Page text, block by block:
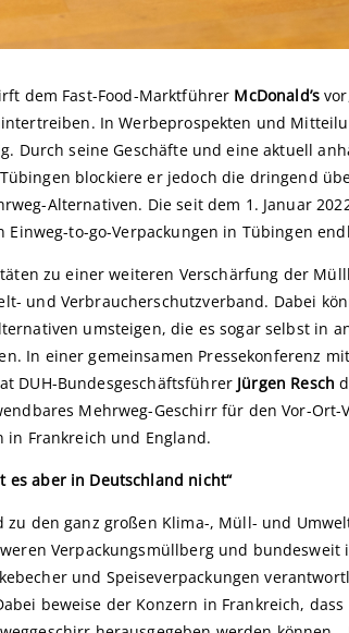
dem Fast-Food-Marktführer McDonald’s
In Werbeprospekten und
Durch seine Geschäfte und eine aktuell
blockiere er jedoch die dringend
Alternativen. Die seit dem 1. Januar
Einweg-to-go-Verpackungen in Tübingen
zu einer weiteren Verschärfung der
und Verbraucherschutzverband. Dabei
umsteigen, die es sogar selbst in
In einer gemeinsamen Pressekonferenz
DUH-Bundesgeschäftsführer Jürgen Resch
Mehrweg-Geschirr für den Vor-Ort-
in Frankreich und England.
es aber in Deutschland nicht“
zu den ganz großen Klima-, Müll- und
Verpackungsmüllberg und bundesweit
und Speiseverpackungen
beweise der Konzern in Frankreich, dass